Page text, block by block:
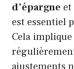
d’épargne et
est essentiel
Cela